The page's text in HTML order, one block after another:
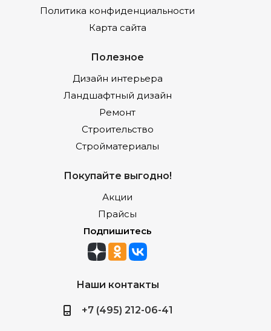
Политика конфиденциальности
Карта сайта
Полезное
Дизайн интерьера
Ландшафтный дизайн
Ремонт
Строительство
Стройматериалы
Покупайте выгодно!
Акции
Прайсы
Подпишитесь
Наши контакты
+7 (495) 212-06-41